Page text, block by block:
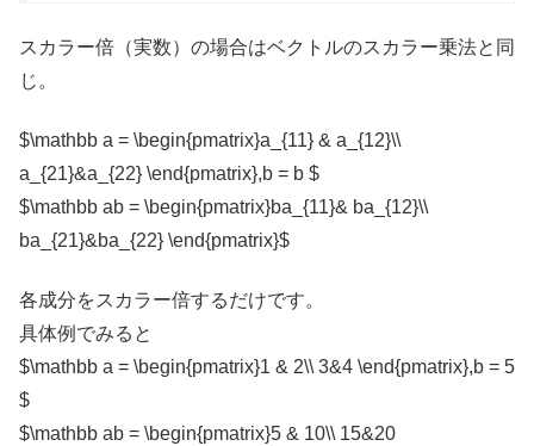
スカラー倍（実数）の場合はベクトルのスカラー乗法と同
じ。
$\mathbb a = \begin{pmatrix}a_{11} & a_{12}\\
a_{21}&a_{22} \end{pmatrix},b = b $
$\mathbb ab = \begin{pmatrix}ba_{11}& ba_{12}\\
ba_{21}&ba_{22} \end{pmatrix}$
各成分をスカラー倍するだけです。
具体例でみると
$\mathbb a = \begin{pmatrix}1 & 2\\ 3&4 \end{pmatrix},b = 5
$
$\mathbb ab = \begin{pmatrix}5 & 10\\ 15&20